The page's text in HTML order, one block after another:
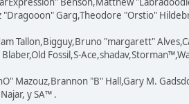
Garg,Theodore "Orstio"
Tallon,Bigguy,Bruno "margarett"
Fossil,S-
Mazouz,Brannon "B" Hall,Gary M.
y SA™ .